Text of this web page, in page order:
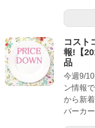
コスト
報!【
品
今週9/
ン情報
から新
パーカ